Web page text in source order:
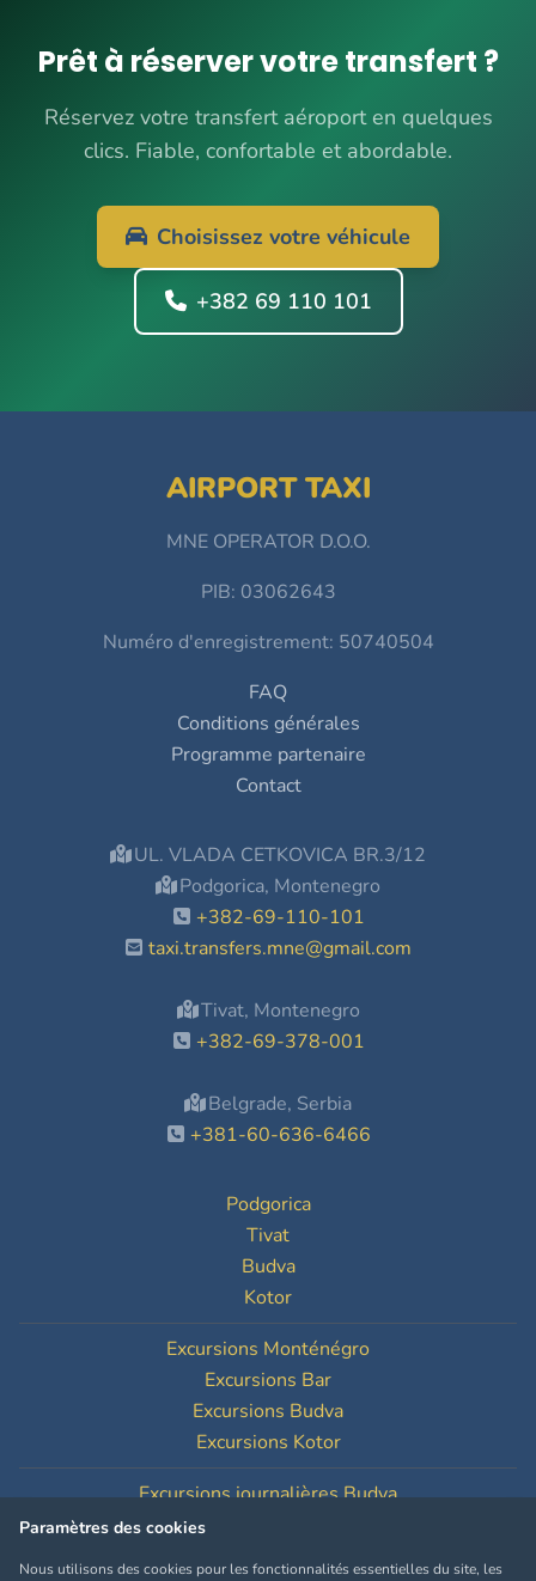
Prêt à réserver votre transfert ?
Réservez votre transfert aéroport en quelques
clics. Fiable, confortable et abordable.
Choisissez votre véhicule
+382 69 110 101
AIRPORT TAXI
MNE OPERATOR D.O.O.
PIB: 03062643
Numéro d'enregistrement: 50740504
FAQ
Conditions générales
Programme partenaire
Contact
UL. VLADA CETKOVICA BR.3/12
Podgorica, Montenegro
+382-69-110-101
taxi.transfers.mne@gmail.com
Tivat, Montenegro
+382-69-378-001
Belgrade, Serbia
+381-60-636-6466
Podgorica
Tivat
Budva
Kotor
Excursions Monténégro
Excursions Bar
Excursions Budva
Excursions Kotor
Excursions journalières Budva
Excursions journalières Kotor
Paramètres des cookies
Nous utilisons des cookies pour les fonctionnalités essentielles du site, les